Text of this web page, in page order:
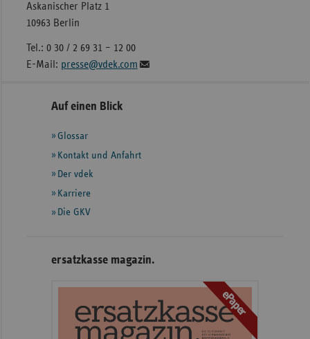
Askanischer Platz 1
10963 Berlin
Tel.: 0 30 / 2 69 31 – 12 00
E-Mail: presse@vdek.com
Seitennavigation
Seitenleiste
weiteren
Informationen
Auf einen Blick
Glossar
Kontakt und Anfahrt
Der vdek
Karriere
Die GKV
ersatzkasse magazin.
ePaper